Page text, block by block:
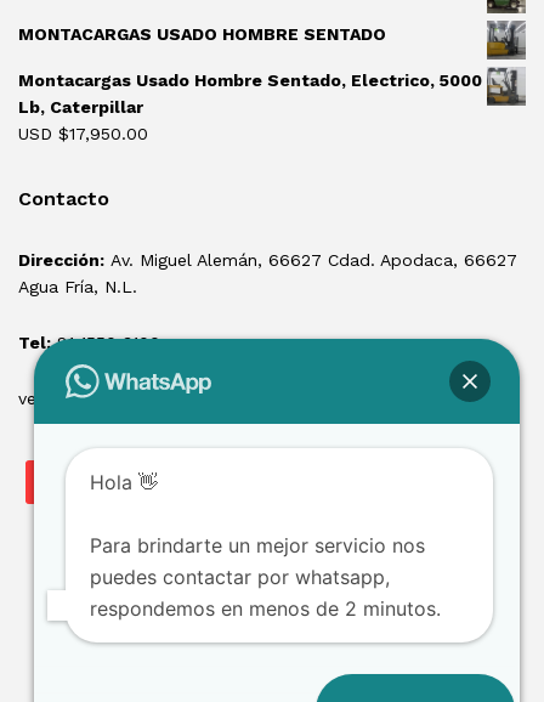
MONTACARGAS USADO HOMBRE SENTADO
Montacargas Usado Hombre Sentado, Electrico, 5000
Lb, Caterpillar
USD $17,950.00
Contacto
Dirección: Av. Miguel Alemán, 66627 Cdad. Apodaca, 66627
Agua Fría, N.L.
Tel:81 1550 3100
ventas@losmontacargas.mx
Copyright © 2025 Los Montacargas RTE
Hola 👋
Para brindarte un mejor servicio nos
puedes contactar por whatsapp,
respondemos en menos de 2 minutos.